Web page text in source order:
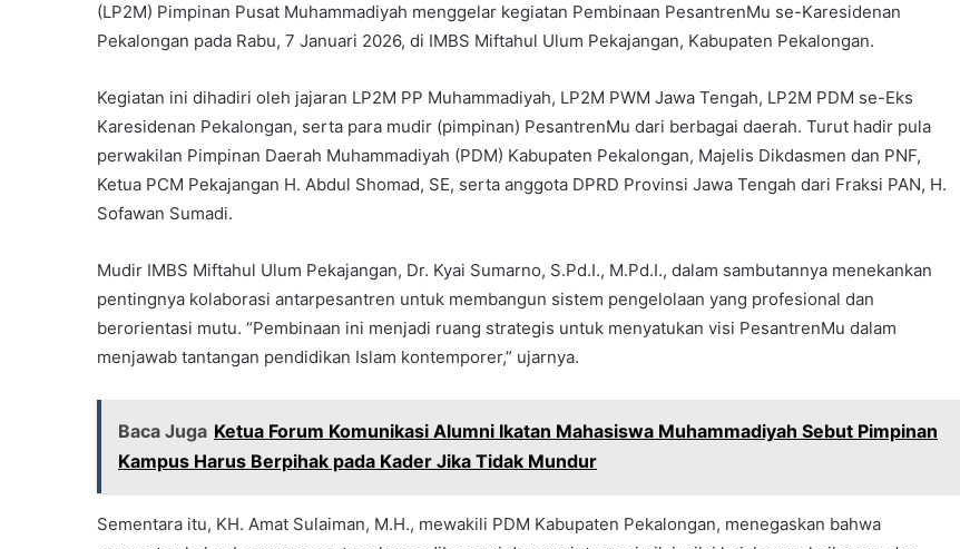
(LP2M) Pimpinan Pusat Muhammadiyah menggelar kegiatan Pembinaan PesantrenMu se-Karesidenan
Pekalongan pada Rabu, 7 Januari 2026, di IMBS Miftahul Ulum Pekajangan, Kabupaten Pekalongan.
Kegiatan ini dihadiri oleh jajaran LP2M PP Muhammadiyah, LP2M PWM Jawa Tengah, LP2M PDM se-Eks
Karesidenan Pekalongan, serta para mudir (pimpinan) PesantrenMu dari berbagai daerah. Turut hadir pula
perwakilan Pimpinan Daerah Muhammadiyah (PDM) Kabupaten Pekalongan, Majelis Dikdasmen dan PNF,
Ketua PCM Pekajangan H. Abdul Shomad, SE, serta anggota DPRD Provinsi Jawa Tengah dari Fraksi PAN, H.
Sofawan Sumadi.
Mudir IMBS Miftahul Ulum Pekajangan, Dr. Kyai Sumarno, S.Pd.I., M.Pd.I., dalam sambutannya menekankan
pentingnya kolaborasi antarpesantren untuk membangun sistem pengelolaan yang profesional dan
berorientasi mutu. “Pembinaan ini menjadi ruang strategis untuk menyatukan visi PesantrenMu dalam
menjawab tantangan pendidikan Islam kontemporer,” ujarnya.
Baca Juga Ketua Forum Komunikasi Alumni Ikatan Mahasiswa Muhammadiyah Sebut Pimpinan
Kampus Harus Berpihak pada Kader Jika Tidak Mundur
Sementara itu, KH. Amat Sulaiman, M.H., mewakili PDM Kabupaten Pekalongan, menegaskan bahwa